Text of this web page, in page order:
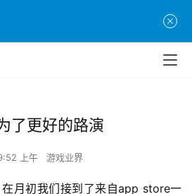
了更好的路演
上午 游戏业界
在月初我们接到了来自app store一